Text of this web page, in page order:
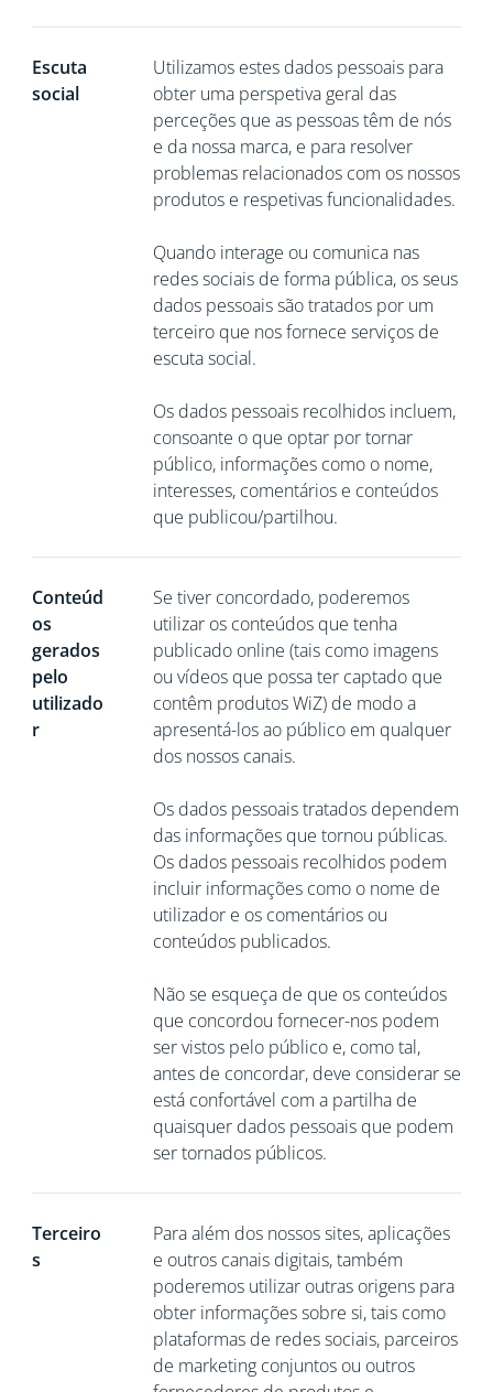
Escuta
social
Utilizamos estes dados pessoais para
obter uma perspetiva geral das
perceções que as pessoas têm de nós
e da nossa marca, e para resolver
problemas relacionados com os nossos
produtos e respetivas funcionalidades.
Quando interage ou comunica nas
redes sociais de forma pública, os seus
dados pessoais são tratados por um
terceiro que nos fornece serviços de
escuta social.
Os dados pessoais recolhidos incluem,
consoante o que optar por tornar
público, informações como o nome,
interesses, comentários e conteúdos
que publicou/partilhou.
Conteúd
os
gerados
pelo
utilizado
r
Se tiver concordado, poderemos
utilizar os conteúdos que tenha
publicado online (tais como imagens
ou vídeos que possa ter captado que
contêm produtos WiZ) de modo a
apresentá-los ao público em qualquer
dos nossos canais.
Os dados pessoais tratados dependem
das informações que tornou públicas.
Os dados pessoais recolhidos podem
incluir informações como o nome de
utilizador e os comentários ou
conteúdos publicados.
Não se esqueça de que os conteúdos
que concordou fornecer-nos podem
ser vistos pelo público e, como tal,
antes de concordar, deve considerar se
está confortável com a partilha de
quaisquer dados pessoais que podem
ser tornados públicos.
Terceiro
s
Para além dos nossos sites, aplicações
e outros canais digitais, também
poderemos utilizar outras origens para
obter informações sobre si, tais como
plataformas de redes sociais, parceiros
de marketing conjuntos ou outros